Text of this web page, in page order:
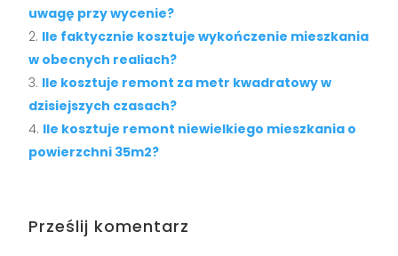
uwagę przy wycenie?
Ile faktycznie kosztuje wykończenie mieszkania
w obecnych realiach?
Ile kosztuje remont za metr kwadratowy w
dzisiejszych czasach?
Ile kosztuje remont niewielkiego mieszkania o
powierzchni 35m2?
Prześlij komentarz